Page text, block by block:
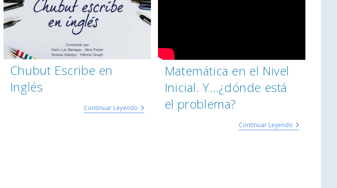
Chubut Escribe en
Inglés
Continuar Leyendo
Matemática en el Nivel
Inicial. Y…¿dónde está
el problema?
Continuar Leyendo